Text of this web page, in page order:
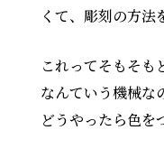
くて、彫刻の方法
これってそもそも
なんていう機械な
どうやったら色を